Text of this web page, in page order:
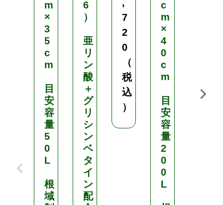
m
×
3
5
c
m
目
安
容
量
5
0
L
根
域
6
）
亜
リ
ン
酸
＋
グ
リ
シ
ン
ベ
タ
イ
ン
配
,
7
2
0
（
税
込
）
c
m
×
4
0
c
m
目
安
容
量
2
0
0
L
安
容